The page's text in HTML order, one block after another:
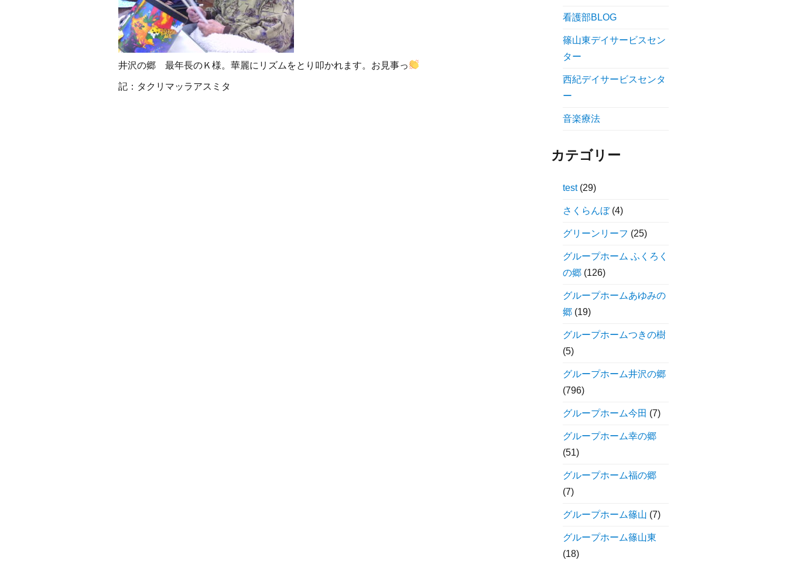
井沢の郷 最年長のＫ様。華麗にリズムをとり叩かれます。お見事っ
記：タクリマッラアスミタ
看護部BLOG
篠山東デイサービスセン
ター
西紀デイサービスセンタ
ー
音楽療法
カテゴリー
test(29)
さくらんぼ(4)
グリーンリーフ (25)
グループホーム ふくろく
の郷(126)
グループホームあゆみの
郷(19)
グループホームつきの樹
(5)
グループホーム井沢の郷
(796)
グループホーム今田 (7)
グループホーム幸の郷
(51)
グループホーム福の郷
(7)
グループホーム篠山 (7)
グループホーム篠山東
(18)